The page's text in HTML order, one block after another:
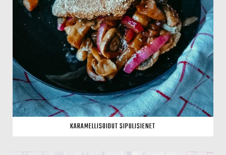
KARAMELLISOIDUT SIPULISIENET